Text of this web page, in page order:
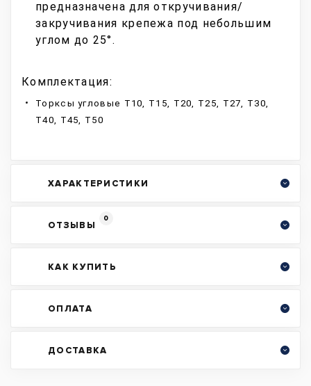
предназначена для откручивания/
закручивания крепежа под небольшим
углом до 25°.
Комплектация:
Торксы угловые Т10, T15, T20, T25, T27, T30,
T40, T45, T50
ХАРАКТЕРИСТИКИ
ОТЗЫВЫ
0
КАК КУПИТЬ
ОПЛАТА
ДОСТАВКА